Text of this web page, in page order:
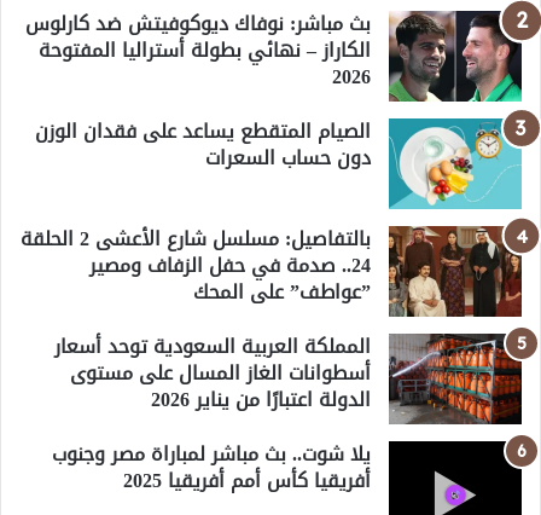
بث مباشر: نوفاك ديوكوفيتش ضد كارلوس
الكاراز – نهائي بطولة أستراليا المفتوحة
2026
الصيام المتقطع يساعد على فقدان الوزن
دون حساب السعرات
بالتفاصيل: مسلسل شارع الأعشى 2 الحلقة
24.. صدمة في حفل الزفاف ومصير
”عواطف” على المحك
المملكة العربية السعودية توحد أسعار
أسطوانات الغاز المسال على مستوى
الدولة اعتبارًا من يناير 2026
يلا شوت.. بث مباشر لمباراة مصر وجنوب
أفريقيا كأس أمم أفريقيا 2025